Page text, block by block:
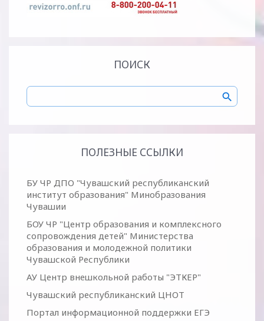
ПОИСК
ПОЛЕЗНЫЕ ССЫЛКИ
БУ ЧР ДПО "Чувашский республиканский
институт образования" Минобразования
Чувашии
БОУ ЧР "Центр образования и комплексного
сопровождения детей" Министерства
образования и молодежной политики
Чувашской Республики
АУ Центр внешкольной работы "ЭТКЕР"
Чувашский республиканский ЦНОТ
Портал информационной поддержки ЕГЭ